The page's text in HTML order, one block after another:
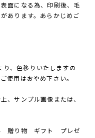
面になる為、印刷後、毛
あります。あらかじめご
、色移りいたしますの
使用はおやめ下さい。
、サンプル画像または、
贈り物 ギフト プレゼ